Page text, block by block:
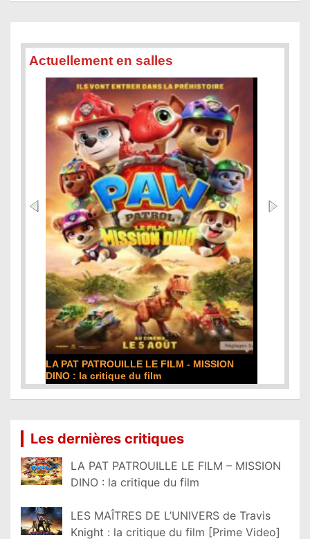
Actuellement en salles
LA PAT PATROUILLE LE FILM - MISSION
DINO : la critique du film
Les dernières critiques
LA PAT PATROUILLE LE FILM – MISSION
DINO : la critique du film
LES MAÎTRES DE L’UNIVERS de Travis
Knight : la critique du film [Prime Video]